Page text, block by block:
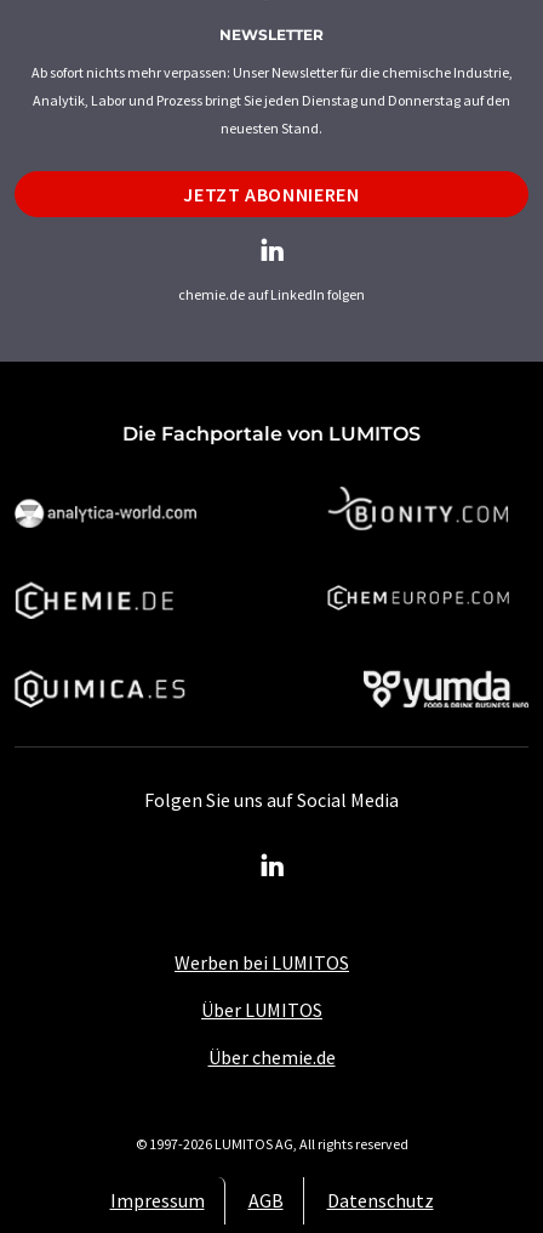
NEWSLETTER
Ab sofort nichts mehr verpassen: Unser Newsletter für die chemische Industrie,
Analytik, Labor und Prozess bringt Sie jeden Dienstag und Donnerstag auf den
neuesten Stand.
JETZT ABONNIEREN
chemie.de auf LinkedIn folgen
Die Fachportale von LUMITOS
Werben bei LUMITOS
Über LUMITOS
Über chemie.de
Impressum AGB Datenschutz
Folgen Sie uns auf Social Media
© 1997-2026 LUMITOS AG, All rights reserved